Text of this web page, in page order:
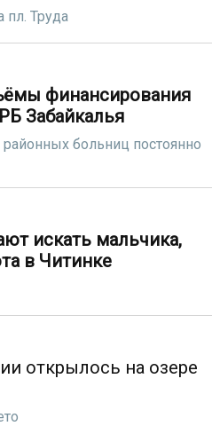
пл. Труда
финансирования
Забайкалья
больниц постоянно
искать мальчика,
в Читинке
открылось на озере